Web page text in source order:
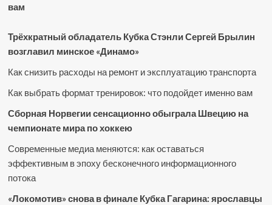
вам
Трёхкратный обладатель Кубка Стэнли Сергей Брылин
возглавил минское «Динамо»
Как снизить расходы на ремонт и эксплуатацию транспорта
Как выбрать формат тренировок: что подойдет именно вам
Сборная Норвегии сенсационно обыграла Швецию на
чемпионате мира по хоккею
Современные медиа меняются: как оставаться
эффективным в эпоху бесконечного информационного
потока
«Локомотив» снова в финале Кубка Гагарина: ярославцы